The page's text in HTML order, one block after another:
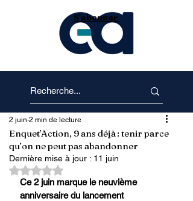
S'abonner
Enquet’Action, 9 ans déjà : tenir parce
qu’on ne peut pas abandonner
2 juin 2 min de lecture
Dernière mise à jour : 11 juin
Noté NaN étoiles sur 5.
Ce 2 juin marque le neuvième
anniversaire du lancement